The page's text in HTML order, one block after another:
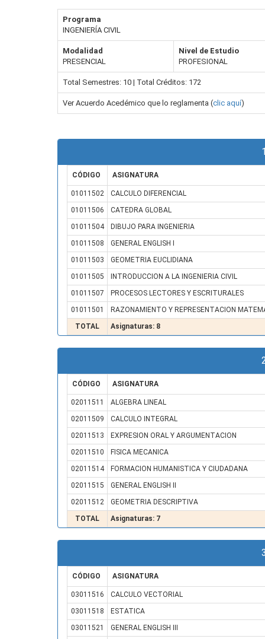
Programa
INGENIERÍA CIVIL
Modalidad
PRESENCIAL
Nivel de Estudio
PROFESIONAL
Total Semestres: 10 | Total Créditos: 172
Ver Acuerdo Acedémico que lo reglamenta (clic aquí)
CÓDIGO ASIGNATURA
01011502
CALCULO DIFERENCIAL
01011506
CATEDRA GLOBAL
01011504
DIBUJO PARA INGENIERIA
01011508
GENERAL ENGLISH I
01011503
GEOMETRIA EUCLIDIANA
01011505
INTRODUCCION A LA INGENIERIA CIVIL
01011507
PROCESOS LECTORES Y ESCRITURALES
01011501
RAZONAMIENTO Y REPRESENTACION
TOTAL
Asignaturas: 8
CÓDIGO ASIGNATURA
02011511
ALGEBRA LINEAL
02011509
CALCULO INTEGRAL
02011513
EXPRESION ORAL Y ARGUMENTACION
02011510
FISICA MECANICA
02011514
FORMACION HUMANISTICA Y CIUDADANA
02011515
GENERAL ENGLISH II
02011512
GEOMETRIA DESCRIPTIVA
TOTAL
Asignaturas: 7
CÓDIGO ASIGNATURA
03011516
CALCULO VECTORIAL
03011518
ESTATICA
03011521
GENERAL ENGLISH III